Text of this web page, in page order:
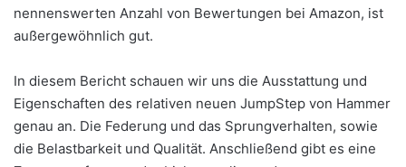
nennenswerten Anzahl von Bewertungen bei Amazon, ist
außergewöhnlich gut.
In diesem Bericht schauen wir uns die Ausstattung und
Eigenschaften des relativen neuen JumpStep von Hammer
genau an. Die Federung und das Sprungverhalten, sowie
die Belastbarkeit und Qualität. Anschließend gibt es eine